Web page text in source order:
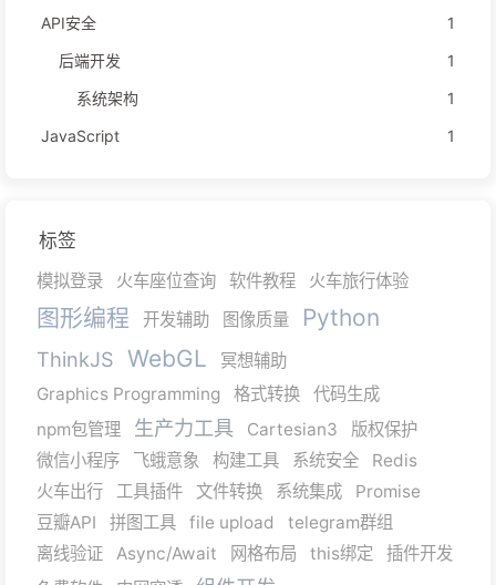
API安全
1
后端开发
1
系统架构
1
JavaScript
1
标签
模拟登录 火车座位查询 软件教程 火车旅行体验
图形编程 开发辅助 图像质量 Python
ThinkJS WebGL
冥想辅助
Graphics Programming
格式转换
代码生成
npm包管理
生产力工具 Cartesian3
版权保护
微信小程序
飞蛾意象 构建工具 系统安全
Redis
火车出行
工具插件 文件转换 系统集成
Promise
豆瓣API
拼图工具 file upload
telegram群组
离线验证
Async/Await 网格布局 this绑定
插件开发